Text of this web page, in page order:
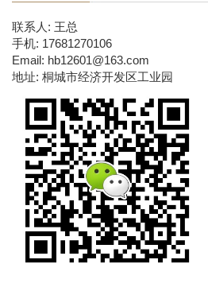
联系人: 王总
手机: 17681270106
Email: hb12601@163.com
地址: 桐城市经济开发区工业园